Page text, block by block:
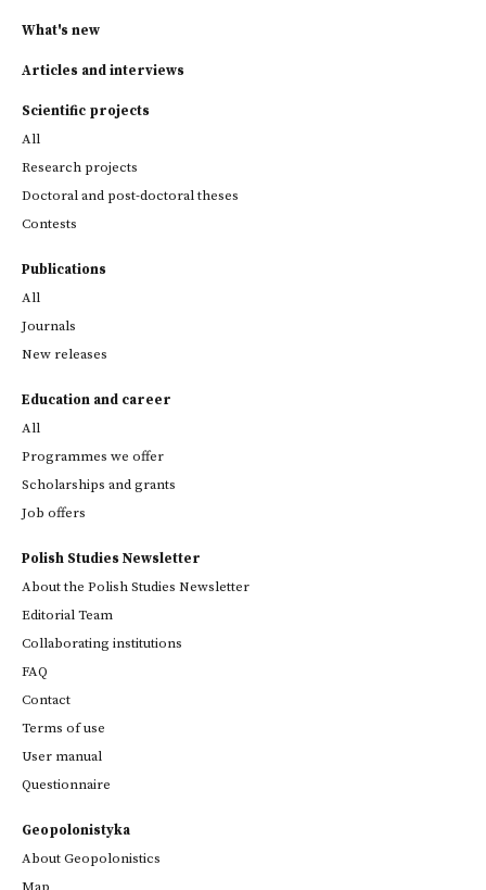
What's new
Articles and interviews
Scientific projects
All
Research projects
Doctoral and post-doctoral theses
Contests
Publications
All
Journals
New releases
Education and career
All
Programmes we offer
Scholarships and grants
Job offers
Polish Studies Newsletter
About the Polish Studies Newsletter
Editorial Team
Collaborating institutions
FAQ
Contact
Terms of use
User manual
Questionnaire
Geopolonistyka
About Geopolonistics